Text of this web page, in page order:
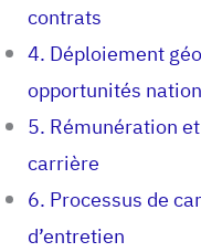
contrats
4. Déploiement
opportunités
5. Rémunération
carrière
6. Processus de
d’entretien